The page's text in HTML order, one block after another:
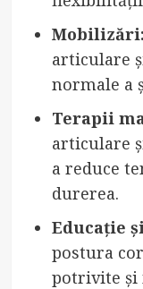
Mobilizări:
articulare
normale a
Terapii
articulare
a reduce
durerea.
Educație
postura
potrivite și